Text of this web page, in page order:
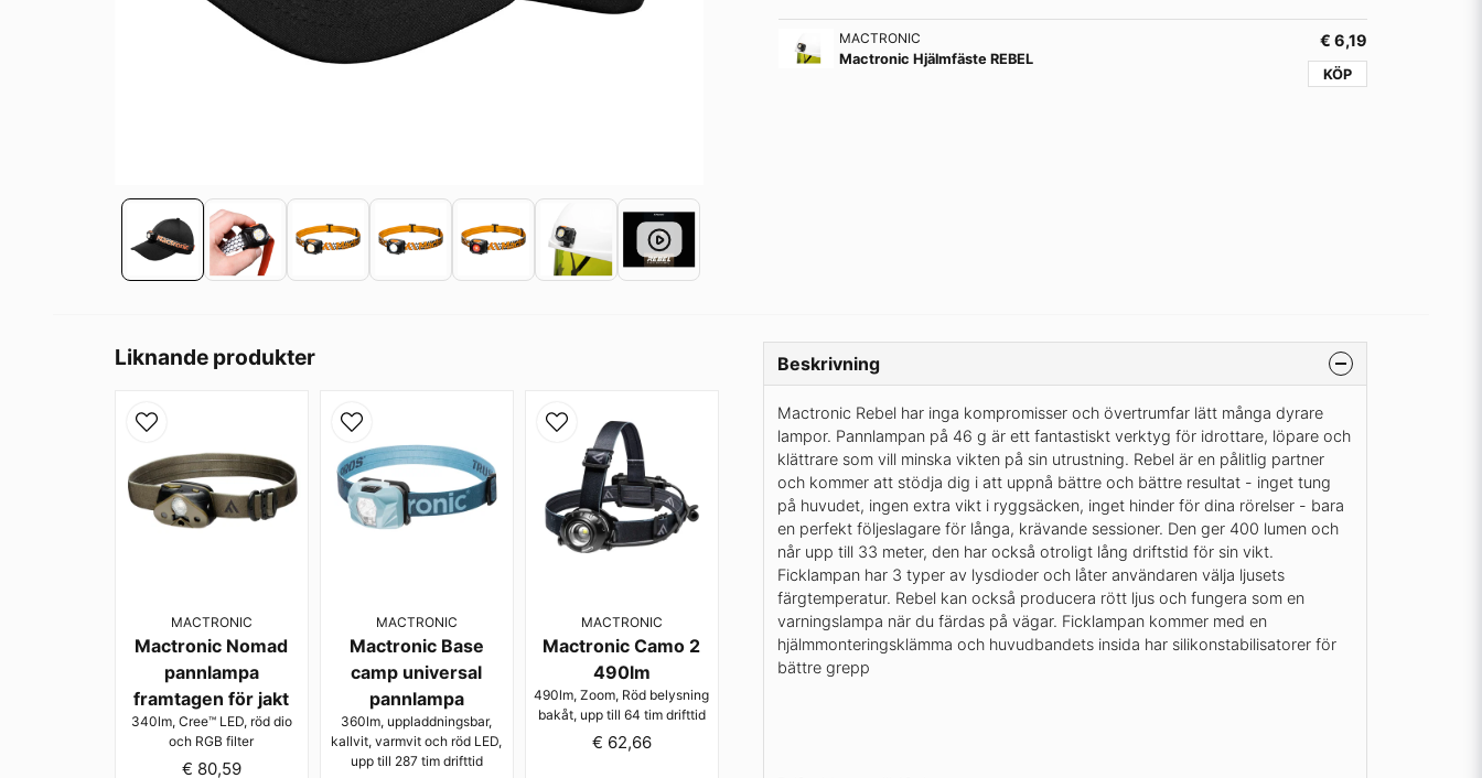
MACTRONIC
Mactronic Hjälmfäste REBEL
€ 6,19
KÖP
Liknande produkter
MACTRONIC
Mactronic Nomad
pannlampa
framtagen för jakt
340lm, Cree™ LED, röd dio
och RGB filter
€ 80,59
MACTRONIC
Mactronic Base
camp universal
pannlampa
360lm, uppladdningsbar,
kallvit, varmvit och röd LED,
upp till 287 tim drifttid
MACTRONIC
Mactronic Camo 2
490lm
490lm, Zoom, Röd belysning
bakåt, upp till 64 tim drifttid
€ 62,66
Beskrivning
Mactronic Rebel har inga kompromisser och övertrumfar lätt många dyrare
lampor. Pannlampan på 46 g är ett fantastiskt verktyg för idrottare, löpare och
klättrare som vill minska vikten på sin utrustning. Rebel är en pålitlig partner
och kommer att stödja dig i att uppnå bättre och bättre resultat - inget tung
på huvudet, ingen extra vikt i ryggsäcken, inget hinder för dina rörelser - bara
en perfekt följeslagare för långa, krävande sessioner. Den ger 400 lumen och
når upp till 33 meter, den har också otroligt lång driftstid för sin vikt.
Ficklampan har 3 typer av lysdioder och låter användaren välja ljusets
färgtemperatur. Rebel kan också producera rött ljus och fungera som en
varningslampa när du färdas på vägar. Ficklampan kommer med en
hjälmmonteringsklämma och huvudbandets insida har silikonstabilisatorer för
bättre grepp